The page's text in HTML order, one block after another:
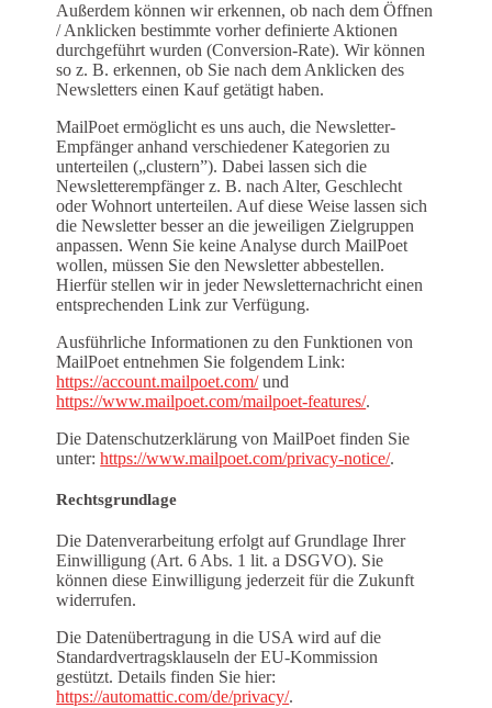
Außerdem können wir erkennen, ob nach dem Öffnen
/ Anklicken bestimmte vorher definierte Aktionen
durchgeführt wurden (Conversion-Rate). Wir können
so z. B. erkennen, ob Sie nach dem Anklicken des
Newsletters einen Kauf getätigt haben.
MailPoet ermöglicht es uns auch, die Newsletter-
Empfänger anhand verschiedener Kategorien zu
unterteilen („clustern”). Dabei lassen sich die
Newsletterempfänger z. B. nach Alter, Geschlecht
oder Wohnort unterteilen. Auf diese Weise lassen sich
die Newsletter besser an die jeweiligen Zielgruppen
anpassen. Wenn Sie keine Analyse durch MailPoet
wollen, müssen Sie den Newsletter abbestellen.
Hierfür stellen wir in jeder Newsletternachricht einen
entsprechenden Link zur Verfügung.
Ausführliche Informationen zu den Funktionen von
MailPoet entnehmen Sie folgendem Link:
https://account.mailpoet.com/und
https://www.mailpoet.com/mailpoet-features/.
Die Datenschutzerklärung von MailPoet finden Sie
unter:https://www.mailpoet.com/privacy-notice/.
Rechtsgrundlage
Die Datenverarbeitung erfolgt auf Grundlage Ihrer
Einwilligung (Art. 6 Abs. 1 lit. a DSGVO). Sie
können diese Einwilligung jederzeit für die Zukunft
widerrufen.
Die Datenübertragung in die USA wird auf die
Standardvertragsklauseln der EU-Kommission
gestützt. Details finden Sie hier:
https://automattic.com/de/privacy/.